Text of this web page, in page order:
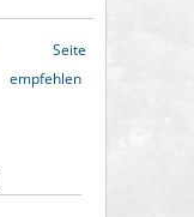
Seite
empfehlen